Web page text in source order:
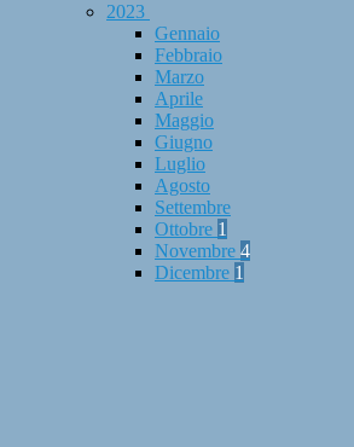
2023
Gennaio
Febbraio
Marzo
Aprile
Maggio
Giugno
Luglio
Agosto
Settembre
Ottobre 1
Novembre 4
Dicembre 1